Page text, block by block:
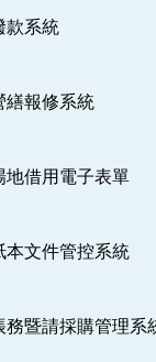
款系統
繕報修系統
地借用電子表單
本文件管控系統
務暨請採購管理系